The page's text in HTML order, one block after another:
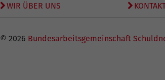
WIR ÜBER UNS
© 2026 Bundesarbeitsgemeinschaft